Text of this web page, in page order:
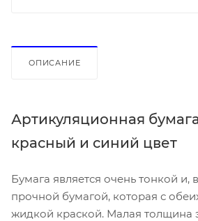
ОПИСАНИЕ
Артикуляционная
красный и синий цвет
Бумага является очень тонкой и,
прочной бумагой, которая с
жидкой краской. Малая толщина